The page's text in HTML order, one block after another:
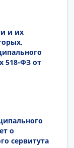
и их
518-ФЗ от
о
сервитута